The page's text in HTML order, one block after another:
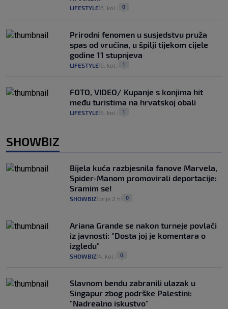
LIFESTYLE 6. kol. 0
Prirodni fenomen u susjedstvu pruža
spas od vrućina, u špilji tijekom cijele
godine 11 stupnjeva
LIFESTYLE 6. kol. 1
FOTO, VIDEO/ Kupanje s konjima hit
među turistima na hrvatskoj obali
LIFESTYLE 6. kol. 1
SHOWBIZ
Bijela kuća razbjesnila fanove Marvela,
Spider-Manom promovirali deportacije:
Sramim se!
SHOWBIZ prije 2 h 0
Ariana Grande se nakon turneje povlači
iz javnosti: "Dosta joj je komentara o
izgledu"
SHOWBIZ 4. kol. 0
Slavnom bendu zabranili ulazak u
Singapur zbog podrške Palestini:
"Nadrealno iskustvo"